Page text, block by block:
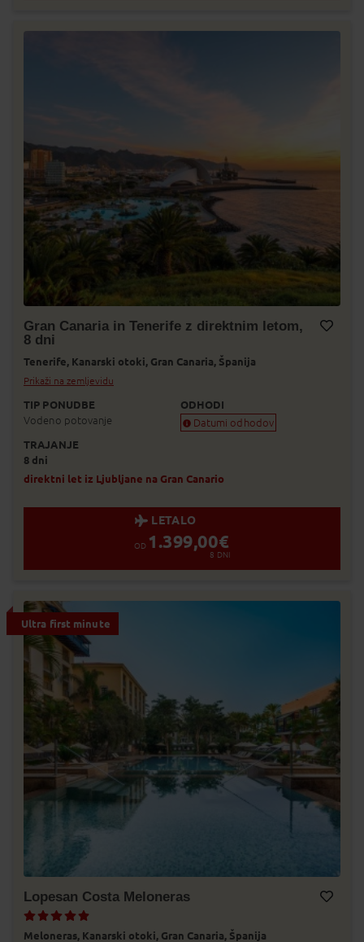
Gran Canaria in Tenerife z direktnim letom,
8 dni
Tenerife, Kanarski otoki, Gran Canaria, Španija
Prikaži na zemljevidu
TIP PONUDBE
Vodeno potovanje
ODHODI
Datumi odhodov
Zasedeno
TRAJANJE
8 dni
direktni let iz Ljubljane na Gran Canario
LETALO
OD 1.399,00€
8 DNI
Ultra first minute
Lopesan Costa Meloneras
Meloneras, Kanarski otoki, Gran Canaria, Španija